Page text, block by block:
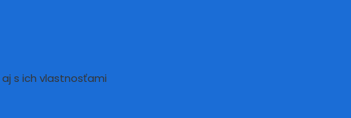
aj s ich vlastnosťami